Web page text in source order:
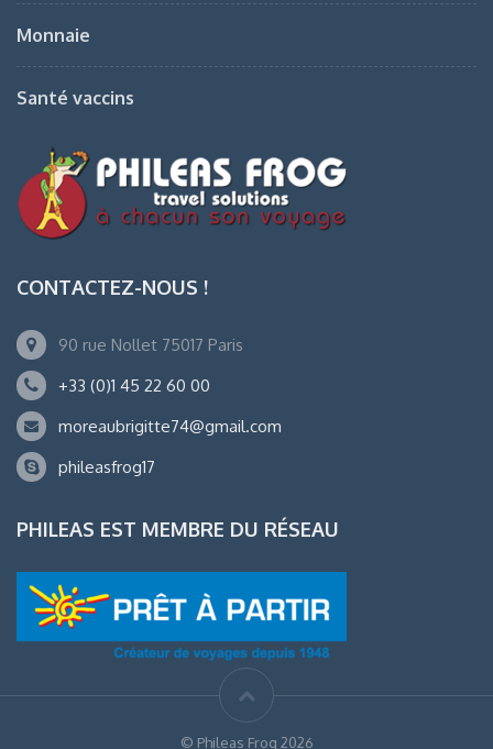
Monnaie
Santé vaccins
CONTACTEZ-NOUS !
90 rue Nollet 75017 Paris
+33 (0)1 45 22 60 00
moreaubrigitte74@gmail.com
phileasfrog17
PHILEAS EST MEMBRE DU RÉSEAU
© Phileas Frog 2026